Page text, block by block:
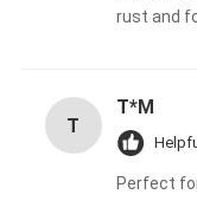
rust and
T
T*M
Perfect